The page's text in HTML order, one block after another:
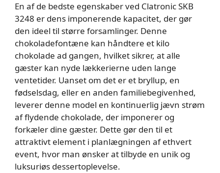
En af de bedste egenskaber ved Clatronic SKB
3248 er dens imponerende kapacitet, der gør
den ideel til større forsamlinger. Denne
chokoladefontæne kan håndtere et kilo
chokolade ad gangen, hvilket sikrer, at alle
gæster kan nyde lækkerierne uden lange
ventetider. Uanset om det er et bryllup, en
fødselsdag, eller en anden familiebegivenhed,
leverer denne model en kontinuerlig jævn strøm
af flydende chokolade, der imponerer og
forkæler dine gæster. Dette gør den til et
attraktivt element i planlægningen af ethvert
event, hvor man ønsker at tilbyde en unik og
luksuriøs dessertoplevelse.